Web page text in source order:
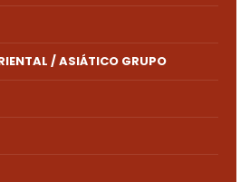
/ ASIÁTICO GRUPO